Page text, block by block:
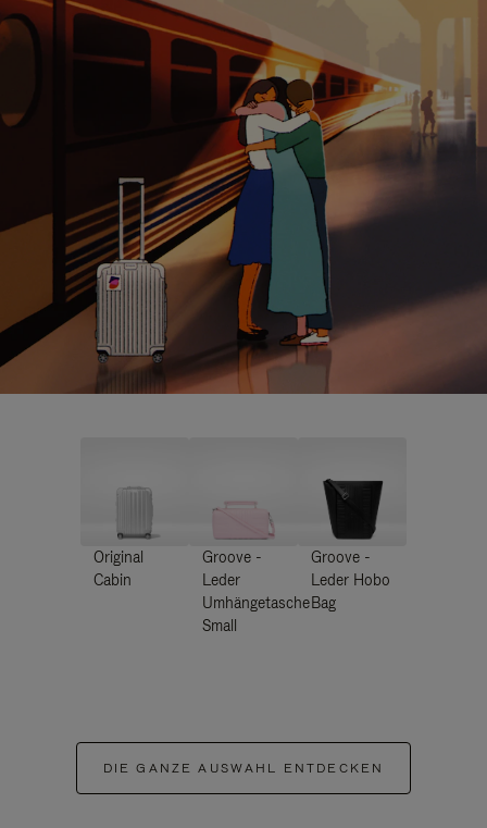
Original
Cabin
Groove -
Leder
Umhängetasche
Small
Groove -
Leder Hobo
Bag
DIE GANZE AUSWAHL ENTDECKEN